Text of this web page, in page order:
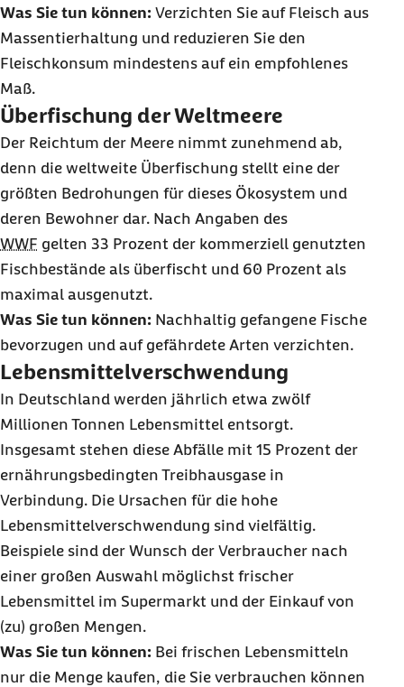
Was Sie tun können: Verzichten Sie auf Fleisch aus
Massentierhaltung und reduzieren Sie den
Fleischkonsum mindestens auf ein empfohlenes
Maß.
Überfischung der Weltmeere
Der Reichtum der Meere nimmt zunehmend ab,
denn die weltweite Überfischung stellt eine der
größten Bedrohungen für dieses Ökosystem und
deren Bewohner dar. Nach Angaben des
WWF gelten 33 Prozent der kommerziell genutzten
Fischbestände als überfischt und 60 Prozent als
maximal ausgenutzt.
Was Sie tun können: Nachhaltig gefangene Fische
bevorzugen und auf gefährdete Arten verzichten.
Lebensmittelverschwendung
In Deutschland werden jährlich etwa zwölf
Millionen Tonnen Lebensmittel entsorgt.
Insgesamt stehen diese Abfälle mit 15 Prozent der
ernährungsbedingten Treibhausgase in
Verbindung. Die Ursachen für die hohe
Lebensmittelverschwendung sind vielfältig.
Beispiele sind der Wunsch der Verbraucher nach
einer großen Auswahl möglichst frischer
Lebensmittel im Supermarkt und der Einkauf von
(zu) großen Mengen.
Was Sie tun können: Bei frischen Lebensmitteln
nur die Menge kaufen, die Sie verbrauchen können